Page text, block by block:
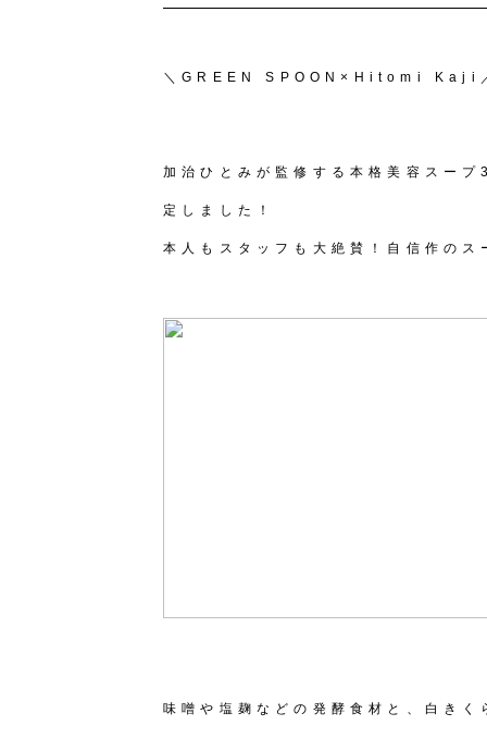
＼GREEN SPOON×Hitomi Kaji
加治ひとみが監修する本格美容スー
定しました！
本人もスタッフも大絶賛！自信作の
味噌や塩麹などの発酵食材と、白き